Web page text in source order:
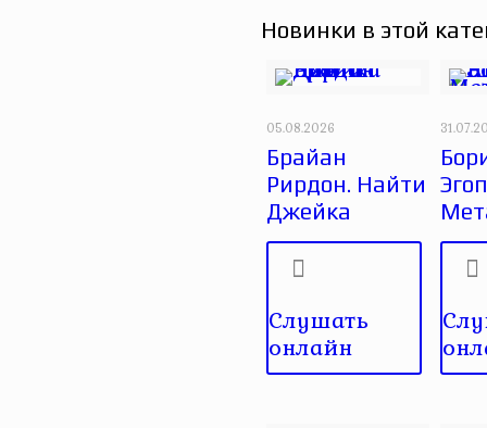
Новинки в этой
05.08.2026
Брайан
Рирдон. Найти
Джейка
Слушать
онлайн